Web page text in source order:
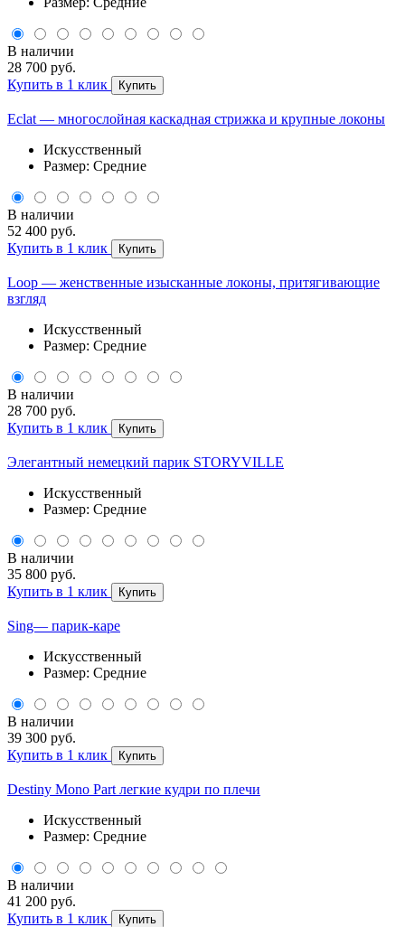
В наличии
28 700 руб.
Купить в 1 клик
Купить
Eclat — многослойная каскадная стрижка и крупные локоны
Искусственный
Размер: Средние
В наличии
52 400 руб.
Купить в 1 клик
Купить
Loop — женственные изысканные локоны, притягивающие
взгляд
Искусственный
Размер: Средние
В наличии
28 700 руб.
Купить в 1 клик
Купить
Элегантный немецкий парик STORYVILLE
Искусственный
Размер: Средние
В наличии
35 800 руб.
Купить в 1 клик
Купить
Sing— парик-каре
Искусственный
Размер: Средние
В наличии
39 300 руб.
Купить в 1 клик
Купить
Destiny Mono Part легкие кудри по плечи
Искусственный
Размер: Средние
В наличии
41 200 руб.
Купить в 1 клик
Купить